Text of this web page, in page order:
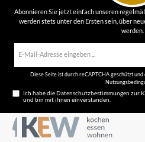
Abonnieren Sie jetzt einfach unseren
werden stets unter den Ersten sein, über
werden.
Diese Seite ist durch reCAPTCHA geschützt und
Ich habe dieDatenschutzbestimmungen zur
und bin mit ihnen einverstanden.